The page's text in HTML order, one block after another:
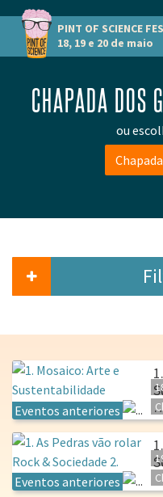
PINT OF SCIENCE
18, 19 e 20 de maio
CHAPADA DOS
ou
Eventos anteriores
Eventos anteriores